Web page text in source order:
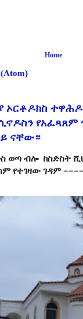
Home
(Atom)
ኦርቶዶክስ
የአፈጻጸም
ናቸው።
ወጣ ብሎ ከስድስት
የተገዛው ገዳም